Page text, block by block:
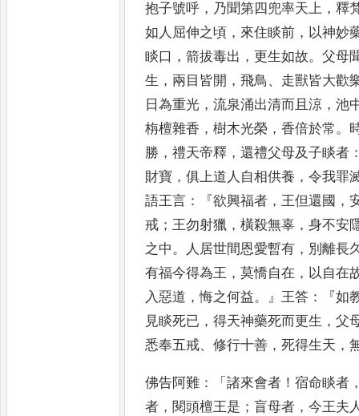
抱子號呼 ， 乃聞第四兜率天上 ，釋
如人屈伸之頃 ， 來住睒前 ， 以神妙
睒口 ，箭拔毒出 ， 更生如故。父母
生 ， 兩目皆開 ，飛鳥 、 走獸皆大歡
日為重光 ，流泉涌出清而且涼 ，池
栴檀雜香 ，樹木光榮 ，香倍於常。
勝 ，禮天帝釋 ，還禮父母及子睒者
財寶 ，俱上道人自相供養 ，令我罪
語王言 ：『欲興福者 ，王但還國 ，
戒 ；王勿射獵 ，橫殺無辜 ，身不安
之中。 人居世間恩愛暫有 ， 別離長
有福今得為王 ，莫憍自在 ， 以自在
入惡道 ，悔之何益。』王答 ：『如
見睒死已 ，得天神藥死而更生 ，父
悉奉五戒、修行十善 ，死得生天 ，
佛告阿難 ：「諸來會者 ！宿命睒者
者 ， 閱頭檀王是 ；盲母者 ，今王夫